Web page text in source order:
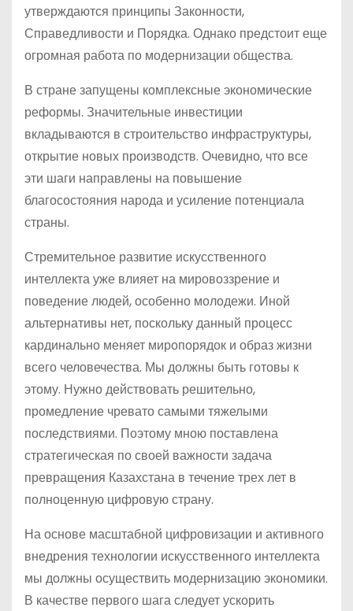
утверждаются принципы Законности,
Справедливости и Порядка. Однако предстоит еще
огромная работа по модернизации общества.
В стране запущены комплексные экономические
реформы. Значительные инвестиции
вкладываются в строительство инфраструктуры,
открытие новых производств. Очевидно, что все
эти шаги направлены на повышение
благосостояния народа и усиление потенциала
страны.
Стремительное развитие искусственного
интеллекта уже влияет на мировоззрение и
поведение людей, особенно молодежи. Иной
альтернативы нет, поскольку данный процесс
кардинально меняет миропорядок и образ жизни
всего человечества. Мы должны быть готовы к
этому. Нужно действовать решительно,
промедление чревато самыми тяжелыми
последствиями. Поэтому мною поставлена
стратегическая по своей важности задача
превращения Казахстана в течение трех лет в
полноценную цифровую страну.
На основе масштабной цифровизации и активного
внедрения технологии искусственного интеллекта
мы должны осуществить модернизацию экономики.
В качестве первого шага следует ускорить